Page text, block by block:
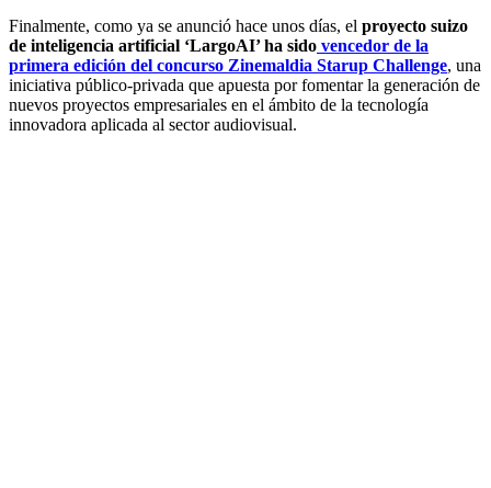
Finalmente, como ya se anunció hace unos días, el proyecto suizo
de inteligencia artificial ‘LargoAI’ ha sido vencedor de la
primera edición del concurso Zinemaldia Starup Challenge, una
iniciativa público-privada que apuesta por fomentar la generación de
nuevos proyectos empresariales en el ámbito de la tecnología
innovadora aplicada al sector audiovisual.